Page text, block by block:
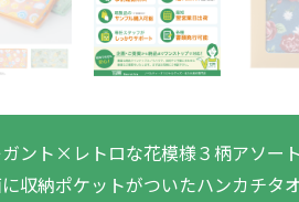
その他
あったかグッズ全般
靴下
お菓子・食品・飲料全般
すめのノベル
ント×レトロな花模様３柄アソー
収納ポケットがついたハンカチタ